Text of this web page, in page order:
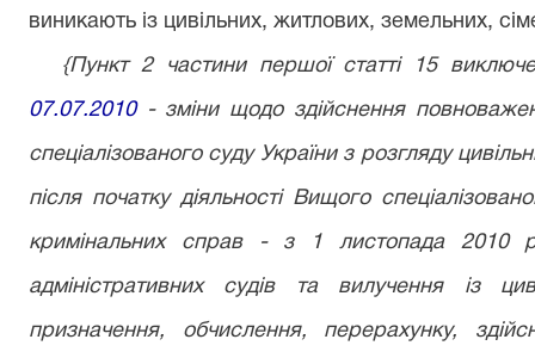
виникають із цивільних, житлових, земельних,
{Пункт 2 частини першої статті 15
07.07.2010 - зміни щодо здійснення
спеціалізованого суду України з розгляду
після початку діяльності Вищого
кримінальних справ - з 1 листопада 2010
адміністративних судів та вилучення із
призначення, обчислення, перерахунку,